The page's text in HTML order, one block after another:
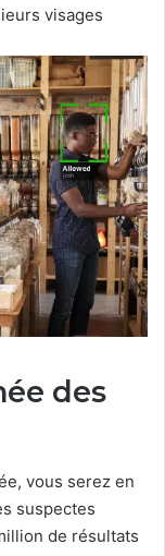
visages
des
vous serez en
suspectes
de résultats